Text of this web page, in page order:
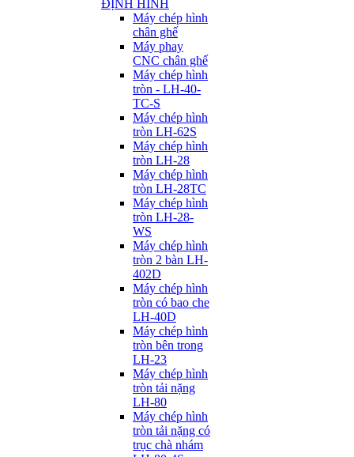
ĐỊNH HÌNH
Máy chép hình
chân ghế
Máy phay
CNC chân ghế
Máy chép hình
tròn - LH-40-
TC-S
Máy chép hình
tròn LH-62S
Máy chép hình
tròn LH-28
Máy chép hình
tròn LH-28TC
Máy chép hình
tròn LH-28-
WS
Máy chép hình
tròn 2 bàn LH-
402D
Máy chép hình
tròn có bao che
LH-40D
Máy chép hình
tròn bên trong
LH-23
Máy chép hình
tròn tải nặng
LH-80
Máy chép hình
tròn tải nặng có
trục chà nhám